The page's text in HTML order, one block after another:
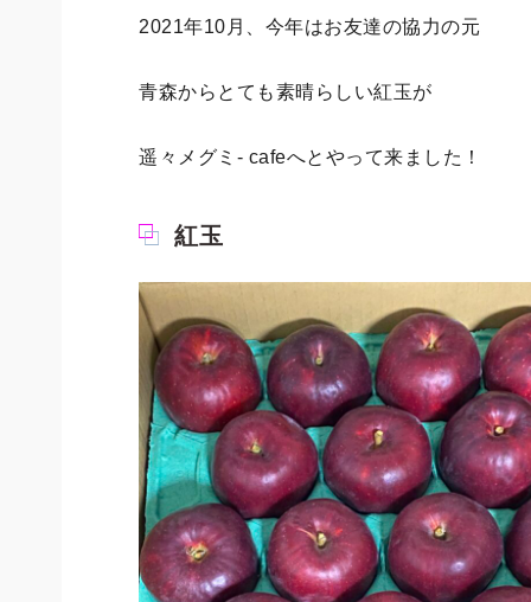
2021年10月、今年はお友達の協力の元
青森からとても素晴らしい紅玉が
遥々メグミ- cafeへとやって来ました！
紅玉